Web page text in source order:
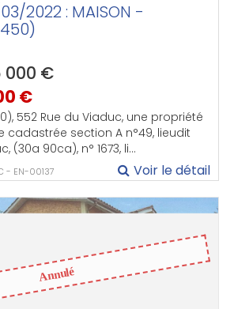
2022 : MAISON -
000 €
€
552 Rue du Viaduc, une propriété
cadastrée section A n°49, lieudit
(30a 90ca), n° 1673, li...
- EN-00137 Voir le détail
Annulé